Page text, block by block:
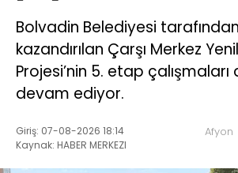
Bolvadin Belediyesi
kazandırılan Çarşı Merkez
Projesi’nin 5. etap çalışmaları
devam ediyor.
Giriş: 07-08-2026 18:14
Kaynak: HABER MERKEZI
Afyon